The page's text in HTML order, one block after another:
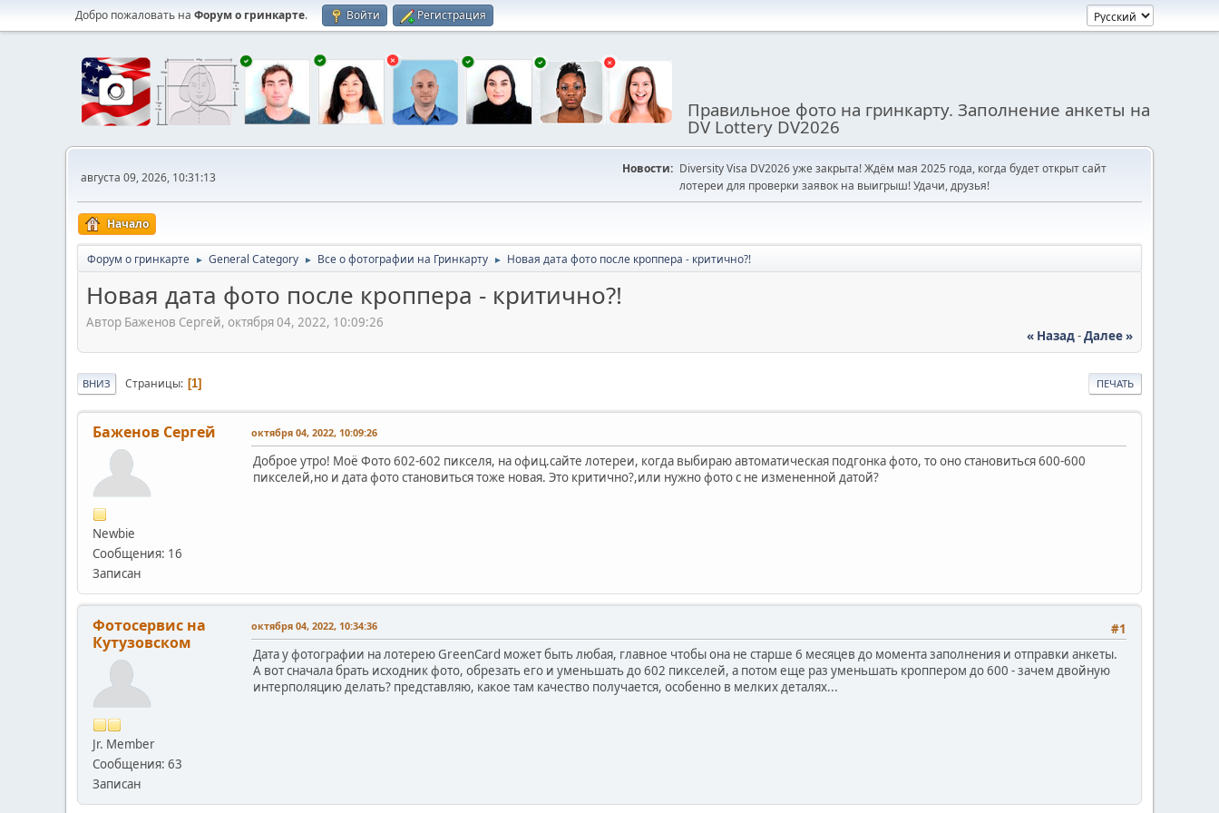
Добро пожаловать на Форум о гринкарте. Войти Регистрация
Правильное фото на гринкарту. Заполнение анкеты на
DV Lottery DV2026
августа 09, 2026, 10:31:13
Новости: Diversity Visa DV2026 уже закрыта! Ждём мая 2025 года, когда будет открыт сайт
лотереи для проверки заявок на выигрыш! Удачи, друзья!
Начало
Форум о гринкарте ► General Category ► Все о фотографии на Гринкарту ► Новая дата фото после кроппера - критично?!
Новая дата фото после кроппера - критично?!
Автор Баженов Сергей, октября 04, 2022, 10:09:26
« Назад-Далее »
ПЕЧАТЬ
ВНИЗ Страницы 1
Баженов Сергей
Newbie
Сообщения: 16
Записан
октября 04, 2022, 10:09:26
Доброе утро! Моё Фото 602-602 пикселя, на офиц.сайте лотереи, когда выбираю автоматическая подгонка фото, то оно становиться 600-600
пикселей,но и дата фото становиться тоже новая. Это критично?,или нужно фото с не измененной датой?
Фотосервис на
Кутузовском
Jr. Member
Сообщения: 63
Записан
#1
октября 04, 2022, 10:34:36
Дата у фотографии на лотерею GreenCard может быть любая, главное чтобы она не старше 6 месяцев до момента заполнения и отправки анкеты.
А вот сначала брать исходник фото, обрезать его и уменьшать до 602 пикселей, а потом еще раз уменьшать кроппером до 600 - зачем двойную
интерполяцию делать? представляю, какое там качество получается, особенно в мелких деталях...